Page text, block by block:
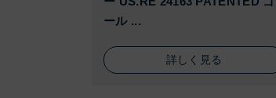
ール ...
詳しく見る